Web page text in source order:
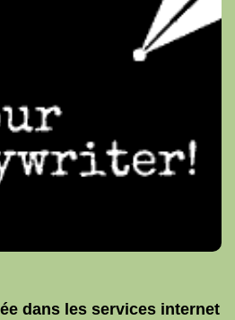
dans les services internet